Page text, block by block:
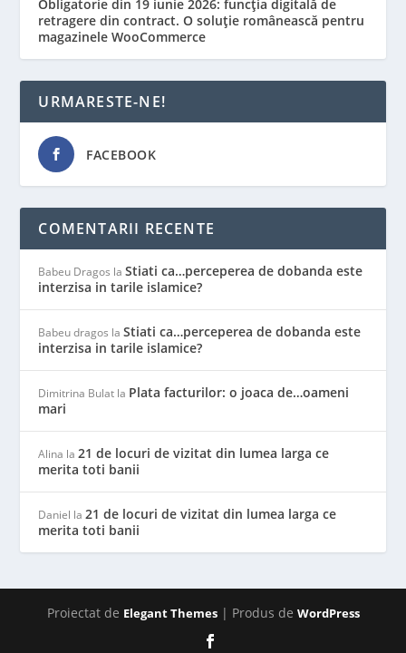
Obligatorie din 19 iunie 2026: funcția digitală de
retragere din contract. O soluție românească pentru
magazinele WooCommerce
URMARESTE-NE!
FACEBOOK
COMENTARII RECENTE
Babeu Dragos laStiati ca…perceperea de dobanda este
interzisa in tarile islamice?
Babeu dragos laStiati ca…perceperea de dobanda este
interzisa in tarile islamice?
Dimitrina Bulat la Plata facturilor: o joaca de…oameni
mari
Alina la21 de locuri de vizitat din lumea larga ce
merita toti banii
Daniel la21 de locuri de vizitat din lumea larga ce
merita toti banii
Proiectat de Elegant Themes| Produs de WordPress